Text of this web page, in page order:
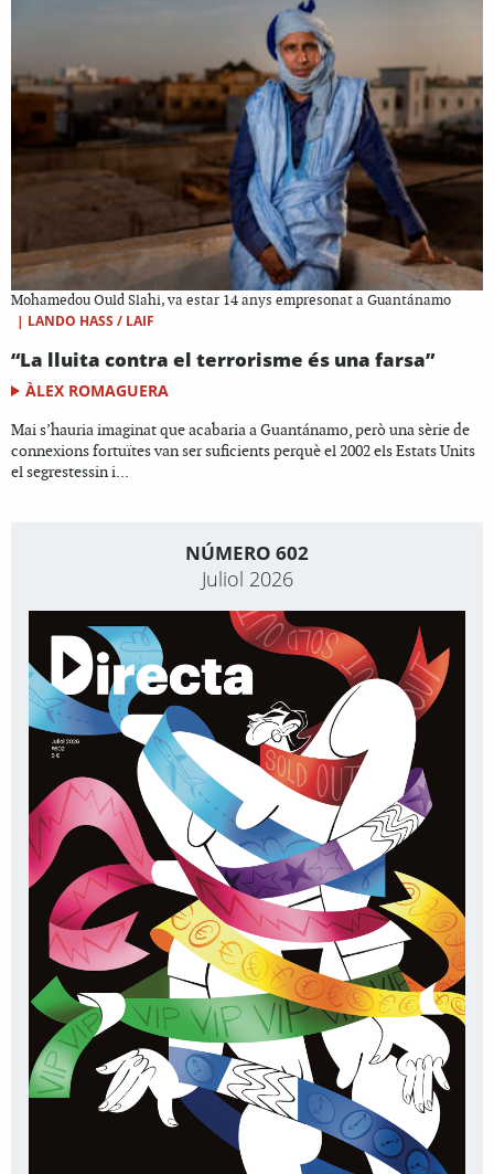
Mohamedou Ould Slahi, va estar 14 anys empresonat a Guantánamo
| LANDO HASS / LAIF
“La lluita contra el terrorisme és una farsa”
ÀLEX ROMAGUERA
Mai s’hauria imaginat que acabaria a Guantánamo, però una sèrie de
connexions fortuïtes van ser suficients perquè el 2002 els Estats Units
el segrestessin i...
NÚMERO 602
Juliol 2026